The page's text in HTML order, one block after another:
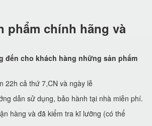
phẩm chính hãng và
đến cho khách hàng những sản phẩm
22h cả thứ 7,CN và ngày lễ
dẫn sử dụng, bảo hành tại nhà miễn phí.
hàng và đã kiểm tra kĩ lưỡng (có thể